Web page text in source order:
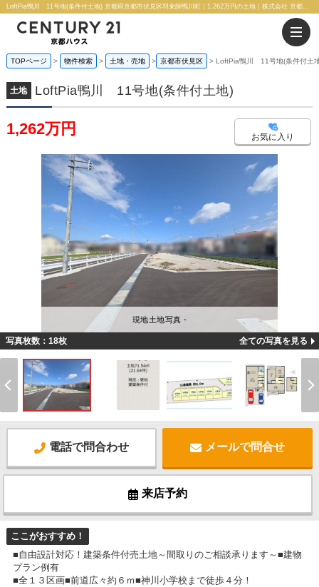
LoftPia鴨川 11号地(条件付土地) 京都府京都市伏見区羽束師鴨川町｜1,262万円の土地｜株式会社 京都ハウス
TOPページ 物件検索 土地・売地 京都市伏見区 LoftPia鴨川 11号地(条件付土
土地 LoftPia鴨川 11号地(条件付土地)
1,262万円 お気に入り
現地土地写真 -
写真枚数：18枚 全ての写真を見る
電話で問合わせ メールで問合せ
来店予約
ここがおすすめ！
■自由設計対応！建築条件付売土地～間取りのご相談承ります～■建物
プラン例有
■全１３区画■前道広々約６ｍ■神川小学校まで徒歩４分！